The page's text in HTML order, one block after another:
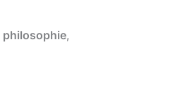
philosophie,